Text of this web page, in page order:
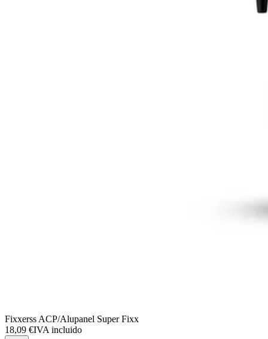
Fixxerss ACP/Alupanel Super Fixx
18,09 €IVA incluido